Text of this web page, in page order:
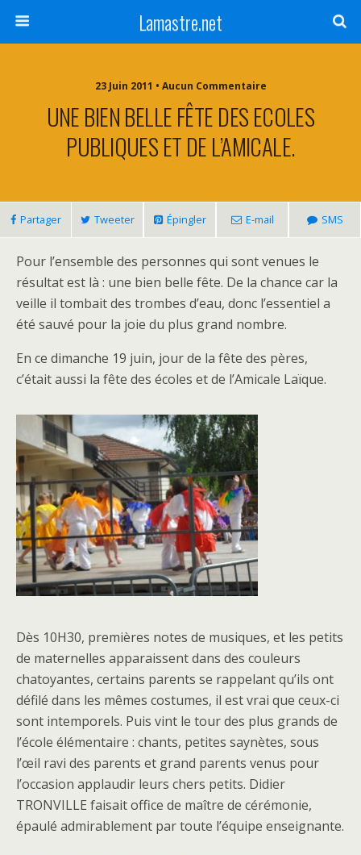
Lamastre.net
23 Juin 2011 • Aucun Commentaire
UNE BIEN BELLE FÊTE DES ECOLES
PUBLIQUES ET DE L’AMICALE.
Partager Tweeter Épingler E-mail SMS
Pour l’ensemble des personnes qui sont venues le
résultat est là : une bien belle fête. De la chance car la
veille il tombait des trombes d’eau, donc l’essentiel a
été sauvé pour la joie du plus grand nombre.
En ce dimanche 19 juin, jour de la fête des pères,
c’était aussi la fête des écoles et de l’Amicale Laïque.
Dès 10H30, premières notes de musiques, et les petits
de maternelles apparaissent dans des couleurs
chatoyantes, certains parents se rappelant qu’ils ont
défilé dans les mêmes costumes, il est vrai que ceux-ci
sont intemporels. Puis vint le tour des plus grands de
l’école élémentaire : chants, petites saynètes, sous
l’œil ravi des parents et grand parents venus pour
l’occasion applaudir leurs chers petits. Didier
TRONVILLE faisait office de maître de cérémonie,
épaulé admirablement par toute l’équipe enseignante.